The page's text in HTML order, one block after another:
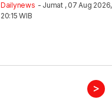
Dailynews - Jumat , 07 Aug 2026,
20:15 WIB
>